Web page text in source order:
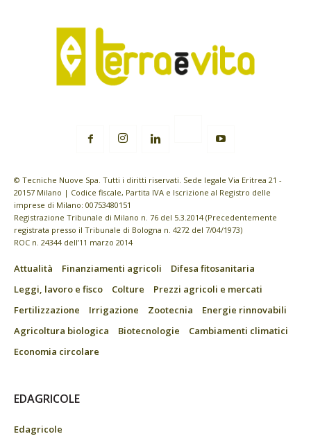
© Tecniche Nuove Spa. Tutti i diritti riservati. Sede legale Via Eritrea 21 -
20157 Milano | Codice fiscale, Partita IVA e Iscrizione al Registro delle
imprese di Milano: 00753480151
Registrazione Tribunale di Milano n. 76 del 5.3.2014 (Precedentemente
registrata presso il Tribunale di Bologna n. 4272 del 7/04/1973)
ROC n. 24344 dell’11 marzo 2014
Attualità Finanziamenti agricoli
Difesa fitosanitaria
Leggi, lavoro e fisco
Colture
Prezzi agricoli e mercati
Fertilizzazione
Irrigazione Zootecnia
Energie rinnovabili
Agricoltura biologica
Biotecnologie
Cambiamenti climatici
Economia circolare
EDAGRICOLE
Edagricole